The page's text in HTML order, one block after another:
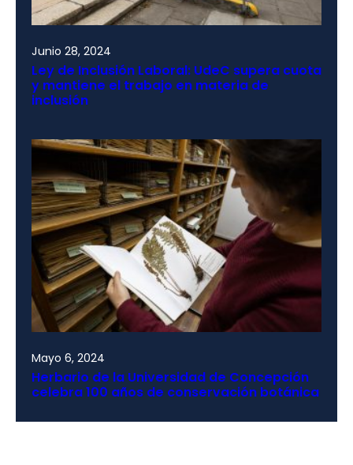
Junio 28, 2024
Ley de Inclusión Laboral: UdeC supera cuota
y mantiene el trabajo en materia de
inclusión
Mayo 6, 2024
Herbario de la Universidad de Concepción
celebra 100 años de conservación botánica